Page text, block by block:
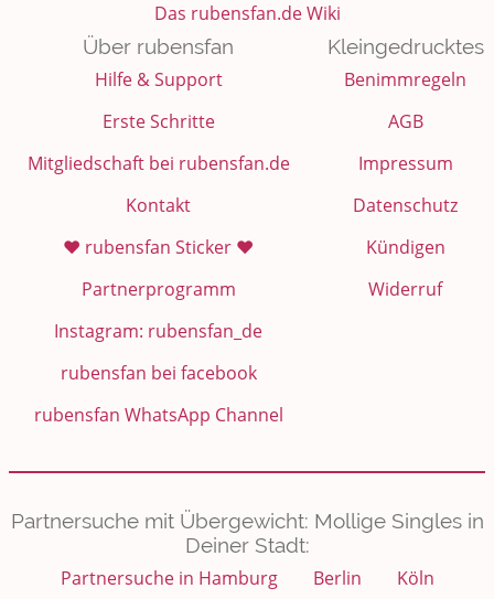
Das rubensfan.de Wiki
Über rubensfan
Hilfe & Support
Erste Schritte
Mitgliedschaft bei rubensfan.de
Kontakt
❤️ rubensfan Sticker ❤️
Partnerprogramm
Instagram: rubensfan_de
rubensfan bei facebook
rubensfan WhatsApp Channel
Kleingedrucktes
Benimmregeln
AGB
Impressum
Datenschutz
Kündigen
Widerruf
Partnersuche mit Übergewicht: Mollige Singles in
Deiner Stadt:
Partnersuche in Hamburg
Berlin Köln